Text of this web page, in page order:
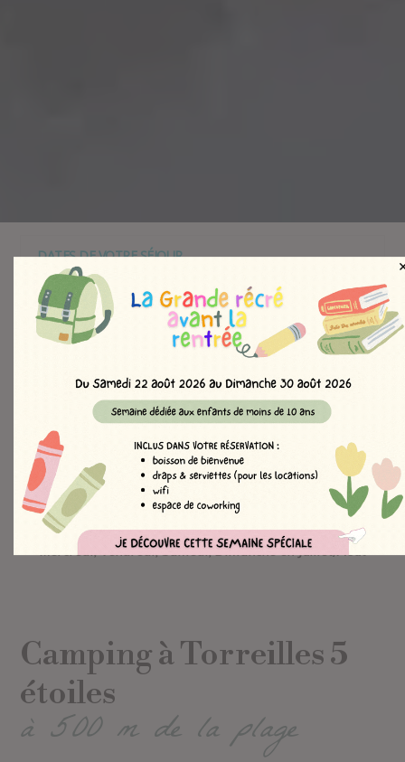
DATES DE VOTRE SÉJOUR
TYPE D'HÉBERGEMENT
Tous les Hébergements
Toutes Capacités
Séjours en Chalets/Mobils-Homes : Arrivées et Départs
possibles : Samedi, Dimanche en Juillet/Aôut
Séjours en Emplacements :Arrivées et Départs possibles :
Mercredi, Vendredi, Samedi, Dimanche en Juillet/Août
Camping à Torreilles 5
étoiles
à 500 m de la plage